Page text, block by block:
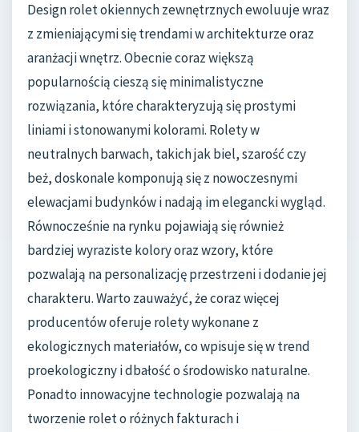
Design rolet okiennych zewnętrznych ewoluuje wraz
z zmieniającymi się trendami w architekturze oraz
aranżacji wnętrz. Obecnie coraz większą
popularnością cieszą się minimalistyczne
rozwiązania, które charakteryzują się prostymi
liniami i stonowanymi kolorami. Rolety w
neutralnych barwach, takich jak biel, szarość czy
beż, doskonale komponują się z nowoczesnymi
elewacjami budynków i nadają im elegancki wygląd.
Równocześnie na rynku pojawiają się również
bardziej wyraziste kolory oraz wzory, które
pozwalają na personalizację przestrzeni i dodanie jej
charakteru. Warto zauważyć, że coraz więcej
producentów oferuje rolety wykonane z
ekologicznych materiałów, co wpisuje się w trend
proekologiczny i dbałość o środowisko naturalne.
Ponadto innowacyjne technologie pozwalają na
tworzenie rolet o różnych fakturach i